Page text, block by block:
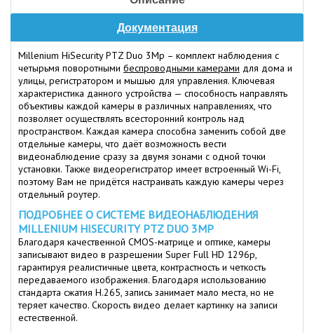
Документация
Millenium HiSecurity PTZ Duo 3Mp – комплект наблюдения с
четырьмя поворотными беспроводными камерами для дома и
улицы, регистратором и мышью для управления. Ключевая
характеристика данного устройства — способность направлять
объективы каждой камеры в различных направлениях, что
позволяет осуществлять всесторонний контроль над
пространством. Каждая камера способна заменить собой две
отдельные камеры, что даёт возможность вести
видеонаблюдение сразу за двумя зонами с одной точки
установки. Также видеорегистратор имеет встроенный Wi-Fi,
поэтому Вам не придётся настраивать каждую камеры через
отдельный роутер.
ПОДРОБНЕЕ О СИСТЕМЕ ВИДЕОНАБЛЮДЕНИЯ
MILLENIUM HISECURITY PTZ DUO 3MP
Благодаря качественной CMOS-матрице и оптике, камеры
записывают видео в разрешении Super Full HD 1296p,
гарантируя реалистичные цвета, контрастность и четкость
передаваемого изображения. Благодаря использованию
стандарта сжатия H.265, запись занимает мало места, но не
теряет качество. Скорость видео делает картинку на записи
естественной.